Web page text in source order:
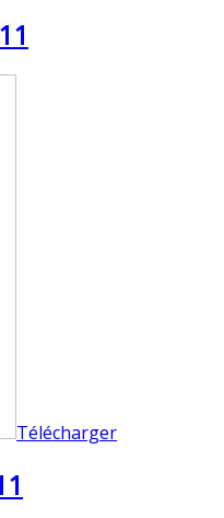
Télécharger